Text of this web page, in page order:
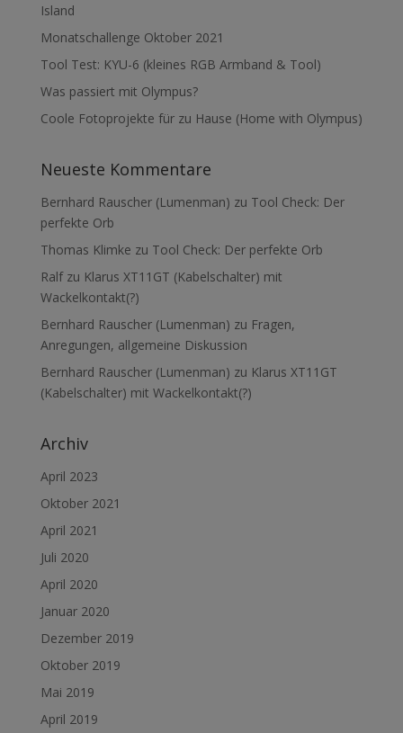
Island
Monatschallenge Oktober 2021
Tool Test: KYU-6 (kleines RGB Armband & Tool)
Was passiert mit Olympus?
Coole Fotoprojekte für zu Hause (Home with Olympus)
Neueste Kommentare
Bernhard Rauscher (Lumenman) zu Tool Check: Der
perfekte Orb
Thomas Klimke zu Tool Check: Der perfekte Orb
Ralfzu Klarus XT11GT (Kabelschalter) mit
Wackelkontakt(?)
Bernhard Rauscher (Lumenman) zu Fragen,
Anregungen, allgemeine Diskussion
Bernhard Rauscher (Lumenman) zu Klarus XT11GT
(Kabelschalter) mit Wackelkontakt(?)
Archiv
April 2023
Oktober 2021
April 2021
Juli 2020
April 2020
Januar 2020
Dezember 2019
Oktober 2019
Mai 2019
April 2019